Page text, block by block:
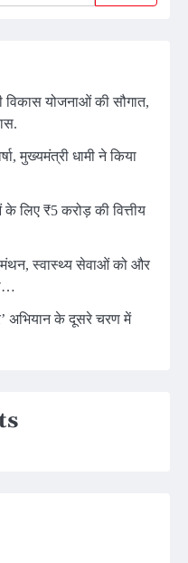
विकास योजनाओं की सौगात,
मुख्यमंत्री धामी ने किया
लिए ₹5 करोड़ की वित्तीय
मंथन, स्वास्थ्य सेवाओं को और
अभियान के दूसरे चरण में